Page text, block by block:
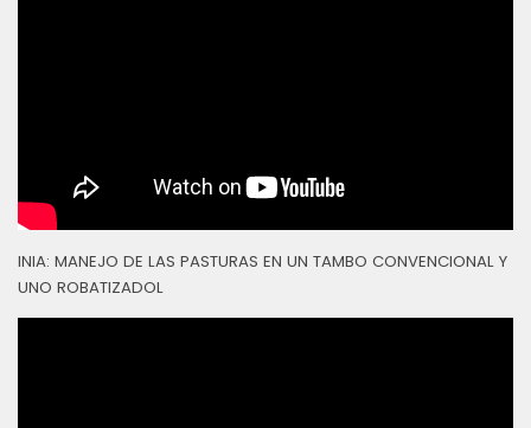
INIA: MANEJO DE LAS PASTURAS EN UN TAMBO CONVENCIONAL Y
UNO ROBATIZADOL